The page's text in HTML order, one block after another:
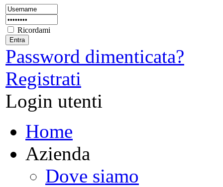
Ricordami
Password dimenticata?
Registrati
Login utenti
Home
Azienda
Dove siamo